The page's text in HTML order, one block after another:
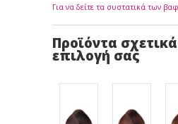
Για να δείτε τα συστατικά των
Προϊόντα
επιλογή σας